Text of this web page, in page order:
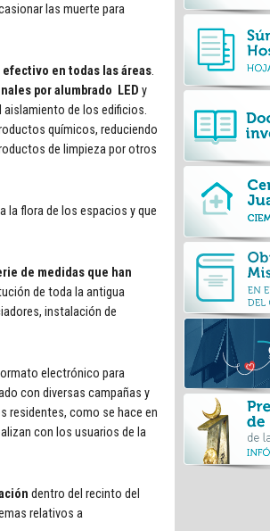
las muerte para
efectivo en todas las áreas.
por alumbrado LED y
aislamiento de los edificios.
químicos, reduciendo
de limpieza por otros
la flora de los espacios y que
de medidas que han
de toda la antigua
instalación de
electrónico para
con diversas campañas y
residentes, como se hace en
con los usuarios de la
dentro del recinto del
relativos a